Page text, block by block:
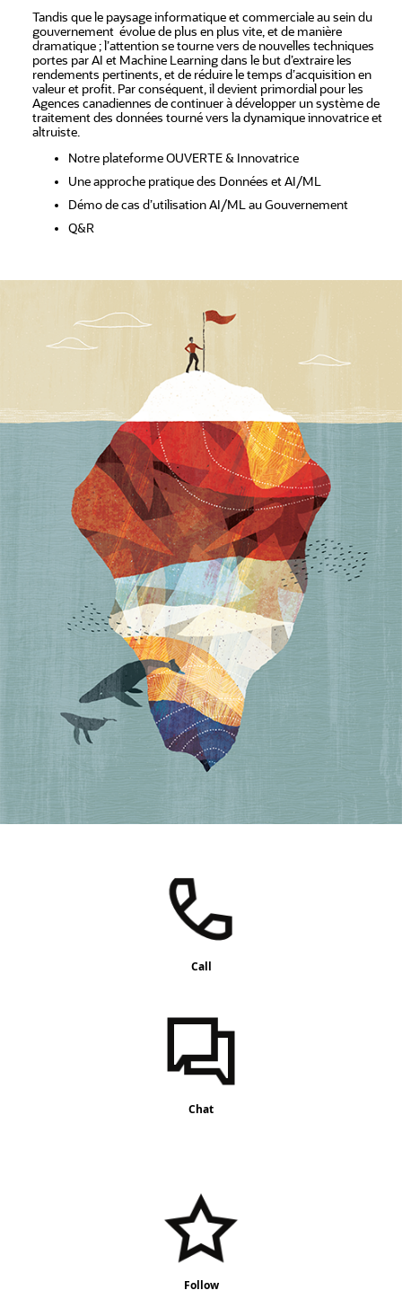
Tandis que le paysage informatique et commerciale au sein du
gouvernement évolue de plus en plus vite, et de manière
dramatique ; l’attention se tourne vers de nouvelles techniques
portes par AI et Machine Learning dans le but d’extraire les
rendements pertinents, et de réduire le temps d’acquisition en
valeur et profit. Par conséquent, il devient primordial pour les
Agences canadiennes de continuer à développer un système de
traitement des données tourné vers la dynamique innovatrice et
altruiste.
Notre plateforme OUVERTE & Innovatrice
Une approche pratique des Données et AI/ML
Démo de cas d’utilisation AI/ML au Gouvernement
Q&R
Call
Chat
Follow